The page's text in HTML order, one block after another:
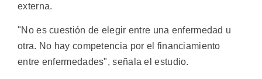
externa.
"No es cuestión de elegir entre una enfermedad u
otra. No hay competencia por el financiamiento
entre enfermedades", señala el estudio.